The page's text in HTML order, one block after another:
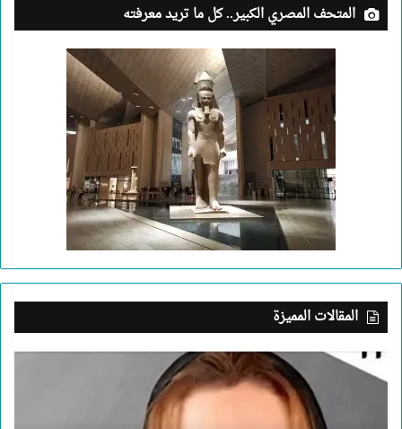
المتحف المصري الكبير.. كل ما تريد معرفته
المقالات المميزة
بعد
جريمة